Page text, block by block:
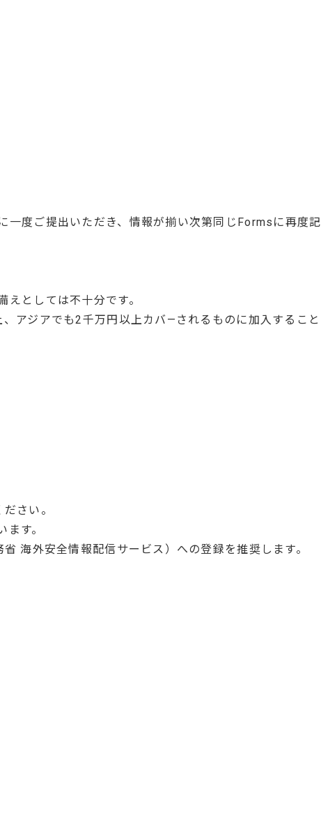
度ご提出いただき、情報が揃い次第同じFormsに再度記
としては不十分です。
アジアでも2千万円以上カバ—されるものに加入すること
さい。
す。
海外安全情報配信サービス）への登録を推奨します。